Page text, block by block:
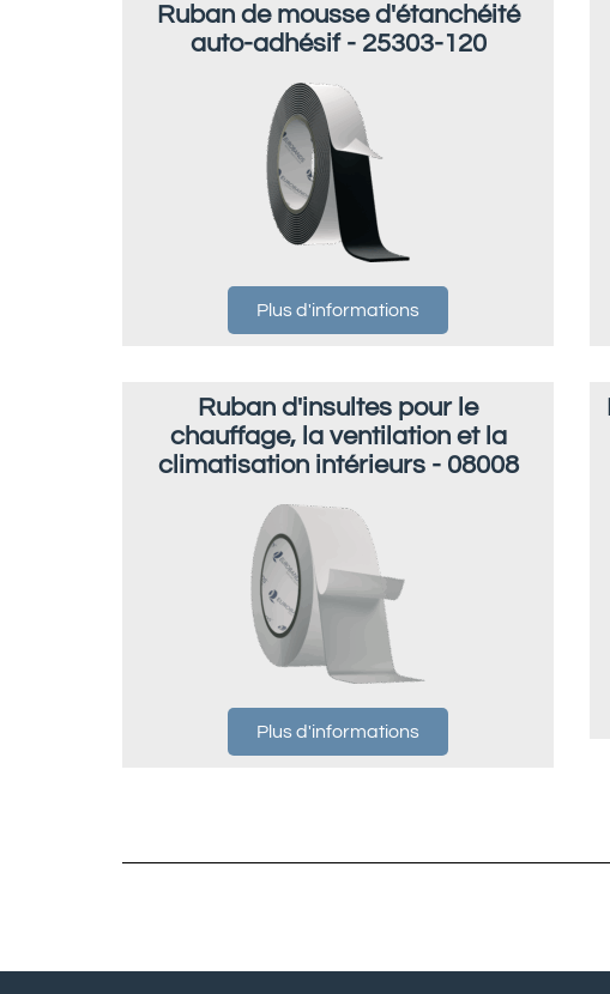
Ruban de mousse d'étanchéité
auto-adhésif - 25303-120
Plus d'informations
Ruban d'insultes pour le
chauffage, la ventilation et la
climatisation intérieurs - 08008
Plus d'informations